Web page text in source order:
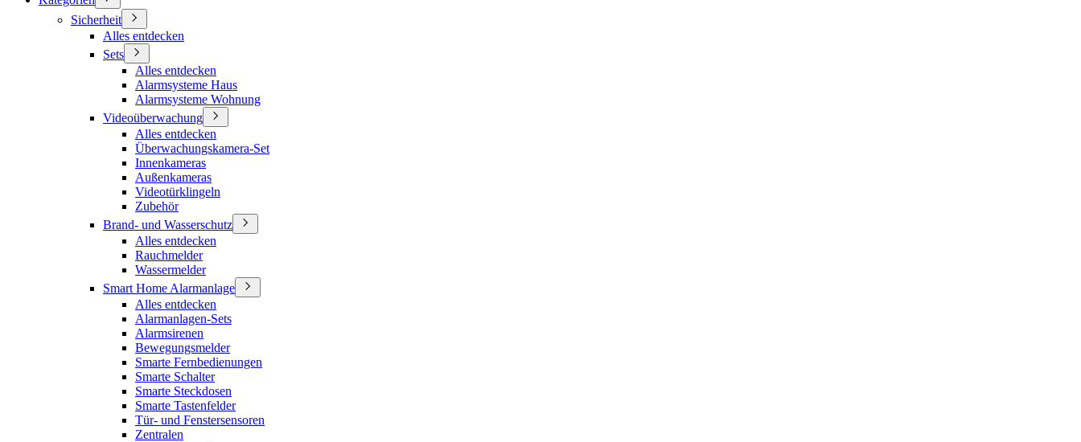
Sicherheit
Alles entdecken
Sets
Alles entdecken
Alarmsysteme Haus
Alarmsysteme Wohnung
Videoüberwachung
Alles entdecken
Überwachungskamera-Set
Innenkameras
Außenkameras
Videotürklingeln
Zubehör
Brand- und Wasserschutz
Alles entdecken
Rauchmelder
Wassermelder
Smart Home Alarmanlage
Alles entdecken
Alarmanlagen-Sets
Alarmsirenen
Bewegungsmelder
Smarte Fernbedienungen
Smarte Schalter
Smarte Steckdosen
Smarte Tastenfelder
Tür- und Fenstersensoren
Zentralen